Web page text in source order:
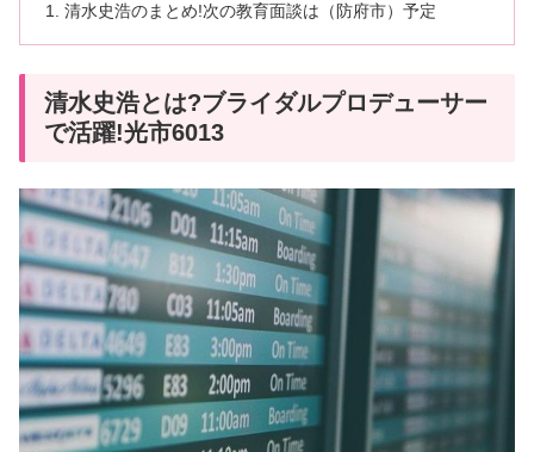
清水史浩のまとめ!次の教育面談は（防府市）予定
清水史浩とは?ブライダルプロデューサー
で活躍!光市6013